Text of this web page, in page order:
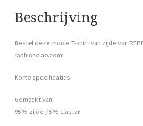
Beschrijving
Bestel deze mooie T-shirt van zijde van
fashionciao.com!
Korte specificaties:
Gemaakt van:
95% Zijde / 5% Elastan